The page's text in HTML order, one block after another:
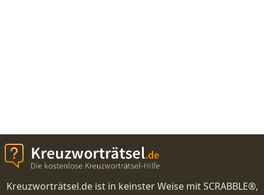
Kreuzworträtsel.de ist in keinster Weise mit SCRABBLE®,